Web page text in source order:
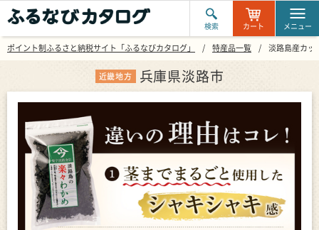
検索 カート メニュー
ポイント制ふるさと納税サイト「ふるなびカタログ」 特産品一覧 淡路島産カ
近畿地方 兵庫県淡路市